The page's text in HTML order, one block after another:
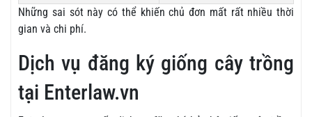
Những sai sót này có thể khiến chủ đơn mất rất nhiều thời
gian và chi phí.
Dịch vụ đăng ký giống cây trồng
tại Enterlaw.vn